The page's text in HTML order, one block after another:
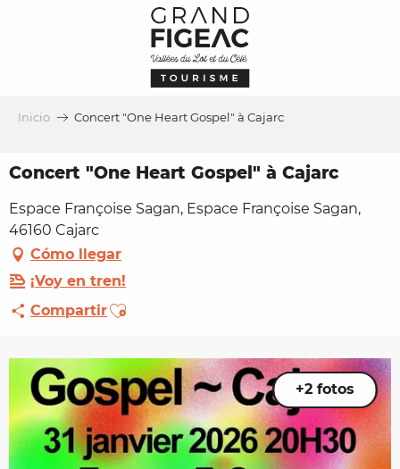
Inicio Concert "One Heart Gospel" à Cajarc
Concert "One Heart Gospel" à Cajarc
Espace Françoise Sagan, Espace Françoise Sagan,
46160 Cajarc
Cómo llegar
¡Voy en tren!
CompartirAjouter aux favoris
+2 fotos